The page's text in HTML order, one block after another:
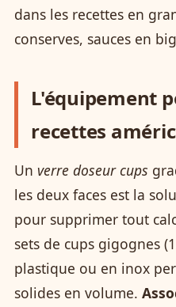
dans les recettes en
conserves, sauces en
L'équipement
recettes
Un verre doseur cups
les deux faces est la
pour supprimer tout
sets de cups gigognes
plastique ou en inox
solides en volume.